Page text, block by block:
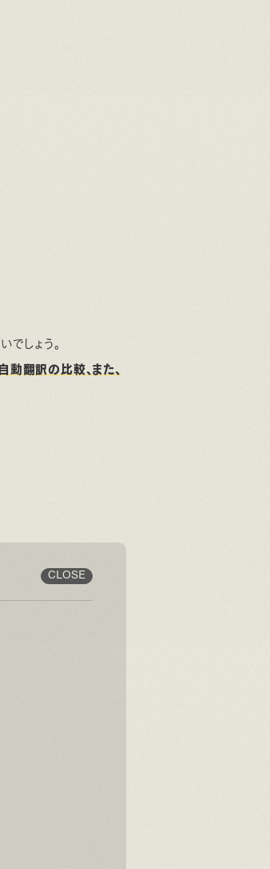
しょう。
翻訳の比較、また、
CLOSE